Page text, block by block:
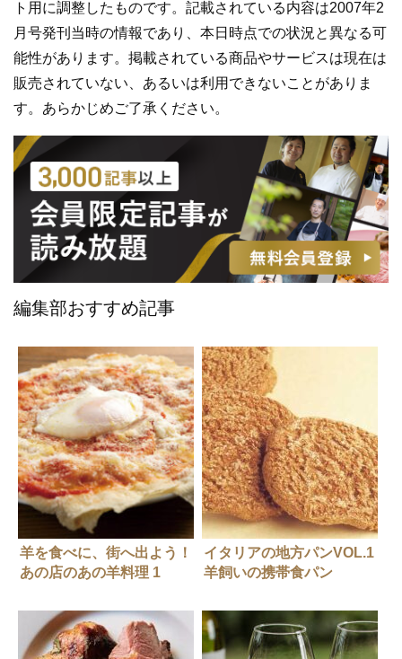
ト用に調整したものです。記載されている内容は2007年2
月号発刊当時の情報であり、本日時点での状況と異なる可
能性があります。掲載されている商品やサービスは現在は
販売されていない、あるいは利用できないことがありま
す。あらかじめご了承ください。
編集部おすすめ記事
羊を食べに、街へ出よう！
あの店のあの羊料理 1
イタリアの地方パンVOL.1
羊飼いの携帯食パン